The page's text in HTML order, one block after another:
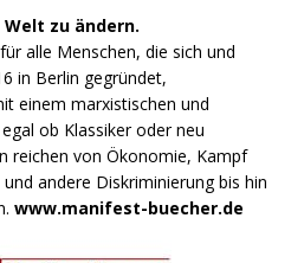
zu ändern.
alle Menschen, die sich und
in Berlin gegründet,
einem marxistischen und
ob Klassiker oder neu
reichen von Ökonomie, Kampf
andere Diskriminierung bis hin
www.manifest-buecher.de